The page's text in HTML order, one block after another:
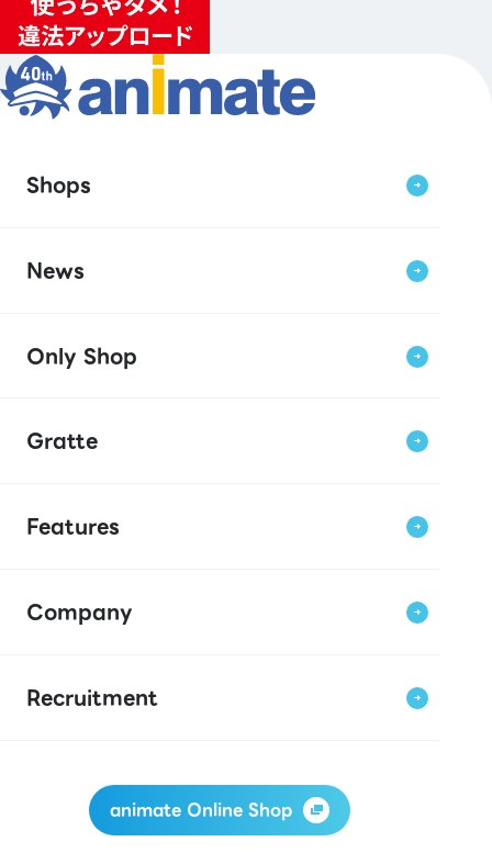
Shops
News
Only Shop
Gratte
Features
Company
Recruitment
animate Online Shop